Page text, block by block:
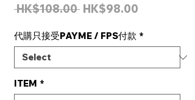
HK$108.00 Regular
HK$98.00
代購只接受PAYME / FPS付款 *
ITEM *